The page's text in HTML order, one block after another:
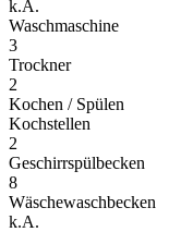
k.A.
Waschmaschine
3
Trockner
2
Kochen / Spülen
Kochstellen
2
Geschirrspülbecken
8
Wäschewaschbecken
k.A.